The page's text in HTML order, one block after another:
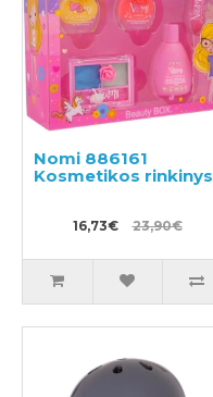
Nomi 886161
Kosmetikos rinkinys
16,73€ 23,90€